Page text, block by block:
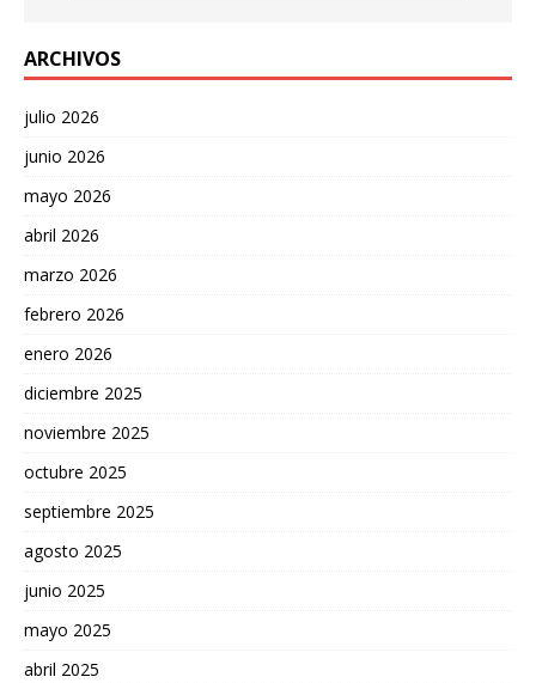
ARCHIVOS
julio 2026
junio 2026
mayo 2026
abril 2026
marzo 2026
febrero 2026
enero 2026
diciembre 2025
noviembre 2025
octubre 2025
septiembre 2025
agosto 2025
junio 2025
mayo 2025
abril 2025